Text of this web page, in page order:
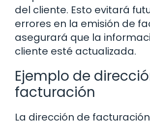
del cliente. Esto evitará
errores en la emisión de
asegurará que la
cliente esté actualizada.
Ejemplo de
facturación
La dirección de